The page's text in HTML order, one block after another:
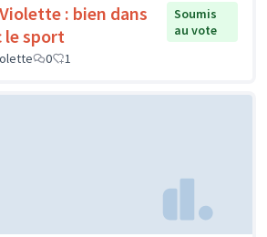
: bien dans
le sport
Soumis
au vote
0 1